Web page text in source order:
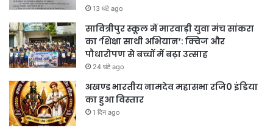
13 घंटे ago
सावित्रीपुर स्कूल में मारवाड़ी युवा मंच सांकरा
का ‘शिक्षा साथी अभियान’: क्विज और
पौधारोपण से बच्चों में बढ़ा उत्साह
24 घंटे ago
अखण्ड भारतीय नामदेव महासभा रजि0 इंडिया
का हुआ विस्तार
1 दिन ago